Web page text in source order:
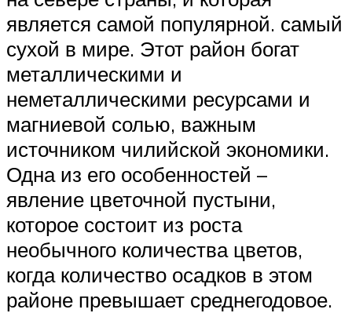
является самой популярной. самый
сухой в мире. Этот район богат
металлическими и
неметаллическими ресурсами и
магниевой солью, важным
источником чилийской экономики.
Одна из его особенностей –
явление цветочной пустыни,
которое состоит из роста
необычного количества цветов,
когда количество осадков в этом
районе превышает среднегодовое.